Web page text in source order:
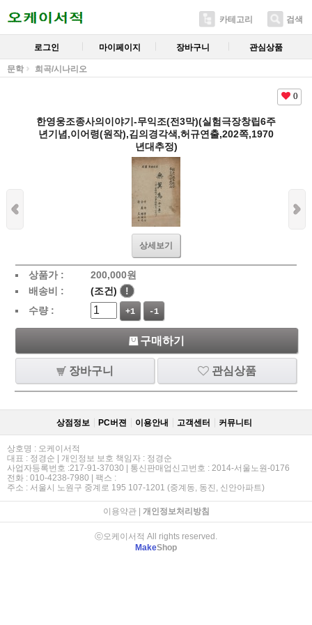
카테고리 검색
로그인 마이페이지 장바구니 관심상품
문학 희곡/시나리오
0
한영웅조종사의이야기-무익조(전3막)(실험극장창립6주
년기념,이어령(원작),김의경각색,허규연출,202쪽,1970
년대추정)
상세보기
상품가 : 200,000원
배송비 :
(조건)
!
수량 :
+1 -1
구매하기
장바구니 관심상품
상점정보 PC버젼 이용안내 고객센터 커뮤니티
상호명 : 오케이서적
대표 : 정경순 | 개인정보 보호 책임자 : 정경순
사업자등록번호 :217-91-37030 | 통신판매업신고번호 : 2014-서울노원-0176
전화 : 010-4238-7980 | 팩스 :
주소 : 서울시 노원구 중계로 195 107-1201 (중계동, 동진, 신안아파트)
이용약관| 개인정보처리방침
ⓒ오케이서적 All rights reserved.
MakeShop